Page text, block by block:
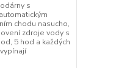
s
chodu nasucho,
zdroje vody s
5 hod a každých